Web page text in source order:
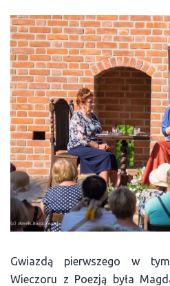
Gwiazdą pierwszego w
Wieczoru z Poezją była